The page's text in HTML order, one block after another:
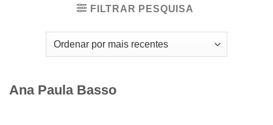
FILTRAR PESQUISA
Ana Paula Basso